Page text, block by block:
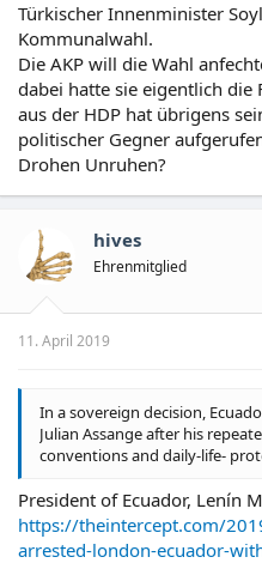
Türkischer Innenminister
Kommunalwahl.
Die AKP will die Wahl
dabei hatte sie eigentlich die
aus der HDP hat übrigens
politischer Gegner
Drohen Unruhen?
hives
Ehrenmitglied
11. April 2019
In a sovereign decision,
Julian Assange after his
conventions and daily-life-
President of Ecuador, Lenín
https://theintercept.com/
arrested-london-ecuador-